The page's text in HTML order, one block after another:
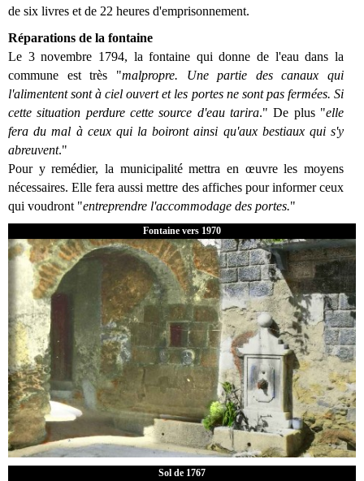
de six livres et de 22 heures d'emprisonnement.
Réparations de la fontaine
Le 3 novembre 1794, la fontaine qui donne de l'eau dans la
commune est très "malpropre. Une partie des canaux qui
l'alimentent sont à ciel ouvert et les portes ne sont pas fermées. Si
cette situation perdure cette source d'eau tarira." De plus "elle
fera du mal à ceux qui la boiront ainsi qu'aux bestiaux qui s'y
abreuvent."
Pour y remédier, la municipalité mettra en œuvre les moyens
nécessaires. Elle fera aussi mettre des affiches pour informer ceux
qui voudront "entreprendre l'accommodage des portes."
Fontaine vers 1970
Sol de 1767